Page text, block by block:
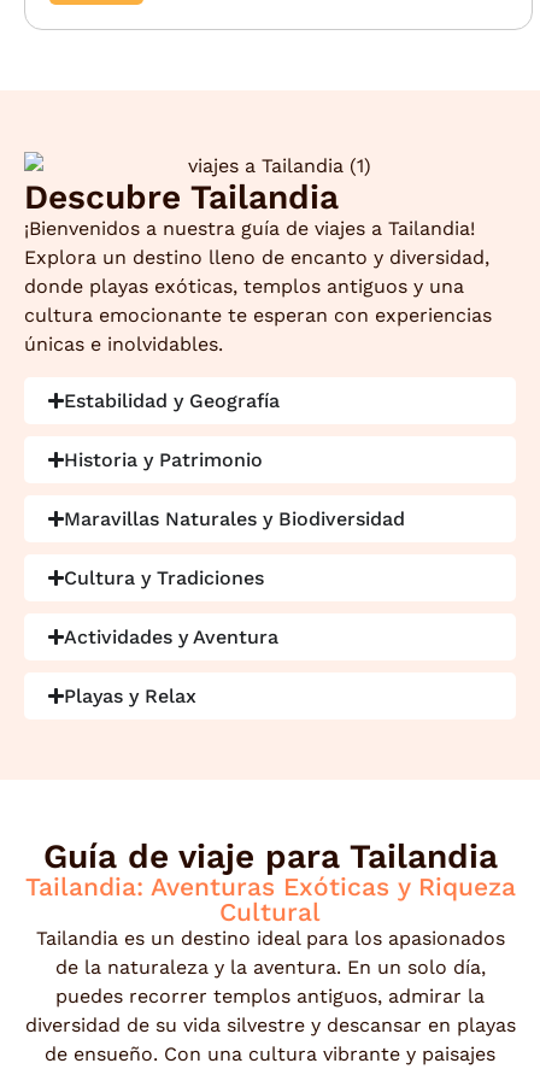
Descubre Tailandia
¡Bienvenidos a nuestra guía de viajes a Tailandia!
Explora un destino lleno de encanto y diversidad,
donde playas exóticas, templos antiguos y una
cultura emocionante te esperan con experiencias
únicas e inolvidables.
Estabilidad y Geografía
Historia y Patrimonio
Maravillas Naturales y Biodiversidad
Cultura y Tradiciones
Actividades y Aventura
Playas y Relax
Guía de viaje para Tailandia
Tailandia: Aventuras Exóticas y Riqueza
Cultural
Tailandia es un destino ideal para los apasionados
de la naturaleza y la aventura. En un solo día,
puedes recorrer templos antiguos, admirar la
diversidad de su vida silvestre y descansar en playas
de ensueño. Con una cultura vibrante y paisajes